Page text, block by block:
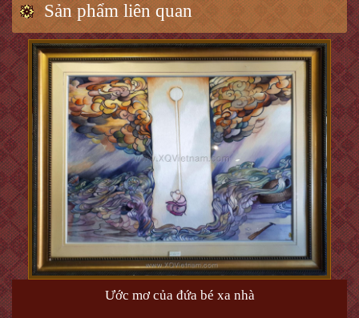
Sản phẩm liên quan
Ước mơ của đứa bé xa nhà